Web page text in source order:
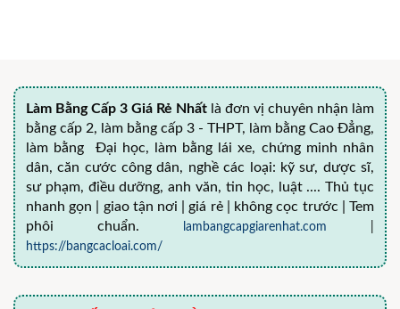
Làm Bằng Cấp 3 Giá Rẻ Nhất là đơn vị chuyên nhận làm
bằng cấp 2, làm bằng cấp 3 - THPT, làm bằng Cao Đẳng,
làm bằng Đại học, làm bằng lái xe, chứng minh nhân
dân, căn cước công dân, nghề các loại: kỹ sư, dược sĩ,
sư phạm, điều dưỡng, anh văn, tin học, luật .... Thủ tục
nhanh gọn | giao tận nơi | giá rẻ | không cọc trước | Tem
phôi chuẩn.
lambangcapgiarenhat.com
https://bangcacloai.com/